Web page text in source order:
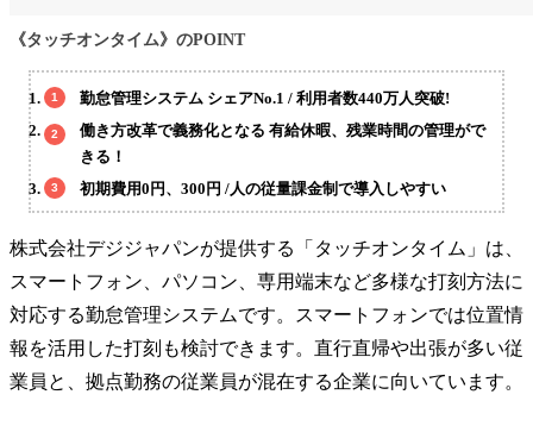
《タッチオンタイム》のPOINT
勤怠管理システム シェアNo.1 / 利用者数440万人突破!
働き方改革で義務化となる 有給休暇、残業時間の管理がで
きる！
初期費用0円、300円 /人の従量課金制で導入しやすい
株式会社デジジャパンが提供する「タッチオンタイム」は、
スマートフォン、パソコン、専用端末など多様な打刻方法に
対応する勤怠管理システムです。スマートフォンでは位置情
報を活用した打刻も検討できます。直行直帰や出張が多い従
業員と、拠点勤務の従業員が混在する企業に向いています。